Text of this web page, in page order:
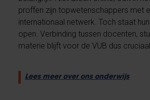
proffen zijn topwetenschappers met
internationaal netwerk. Toch staat
open. Verbinding tussen docenten,
materie blijft voor de VUB dus cruciaal.
Lees meer over ons onderwijs